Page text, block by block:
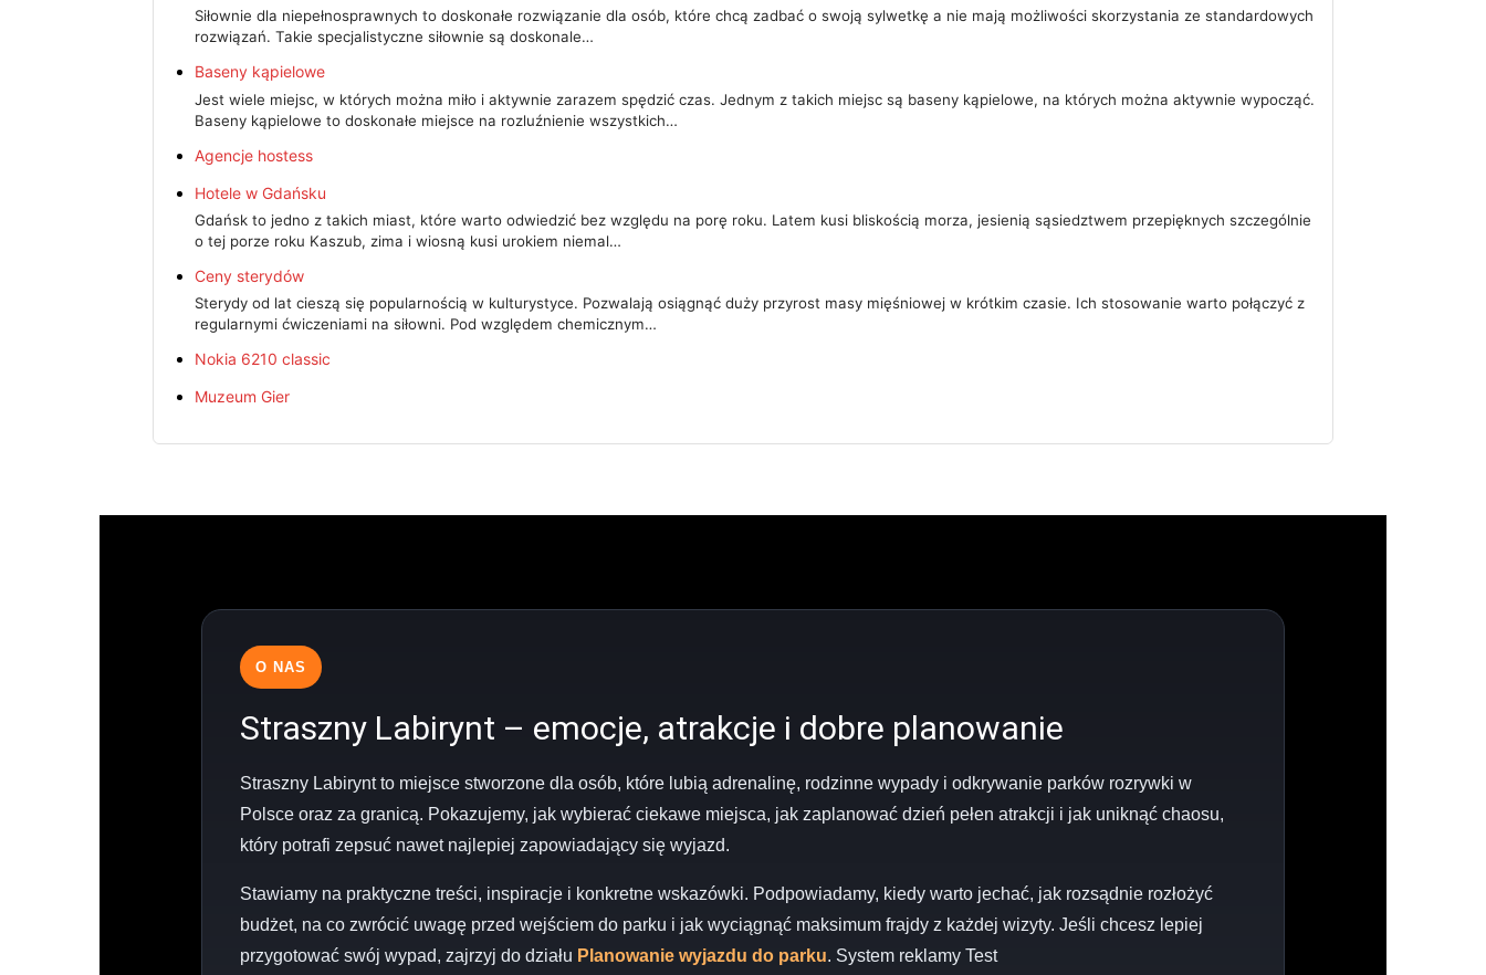
Siłownie dla niepełnosprawnych to doskonałe rozwiązanie dla osób, które chcą zadbać o swoją sylwetkę a nie mają możliwości skorzystania ze standardowych
rozwiązań. Takie specjalistyczne siłownie są doskonale…
Baseny kąpielowe
Jest wiele miejsc, w których można miło i aktywnie zarazem spędzić czas. Jednym z takich miejsc są baseny kąpielowe, na których można aktywnie wypocząć.
Baseny kąpielowe to doskonałe miejsce na rozluźnienie wszystkich…
Agencje hostess
Hotele w Gdańsku
Gdańsk to jedno z takich miast, które warto odwiedzić bez względu na porę roku. Latem kusi bliskością morza, jesienią sąsiedztwem przepięknych szczególnie
o tej porze roku Kaszub, zima i wiosną kusi urokiem niemal…
Ceny sterydów
Sterydy od lat cieszą się popularnością w kulturystyce. Pozwalają osiągnąć duży przyrost masy mięśniowej w krótkim czasie. Ich stosowanie warto połączyć z
regularnymi ćwiczeniami na siłowni. Pod względem chemicznym…
Nokia 6210 classic
Muzeum Gier
O NAS
Straszny Labirynt – emocje, atrakcje i dobre planowanie
Straszny Labirynt to miejsce stworzone dla osób, które lubią adrenalinę, rodzinne wypady i odkrywanie parków rozrywki w
Polsce oraz za granicą. Pokazujemy, jak wybierać ciekawe miejsca, jak zaplanować dzień pełen atrakcji i jak uniknąć chaosu,
który potrafi zepsuć nawet najlepiej zapowiadający się wyjazd.
Stawiamy na praktyczne treści, inspiracje i konkretne wskazówki. Podpowiadamy, kiedy warto jechać, jak rozsądnie rozłożyć
budżet, na co zwrócić uwagę przed wejściem do parku i jak wyciągnąć maksimum frajdy z każdej wizyty. Jeśli chcesz lepiej
przygotować swój wypad, zajrzyj do działu Planowanie wyjazdu do parku. System reklamy Test